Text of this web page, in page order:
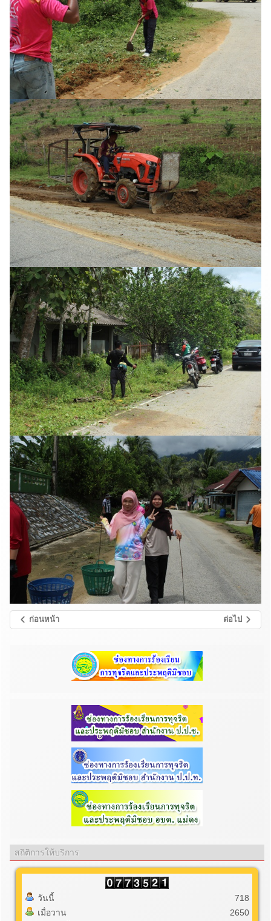
ก่อนหน้า ต่อไป
สถิติการให้บริการ
วันนี้
เมื่อวาน
718
2650